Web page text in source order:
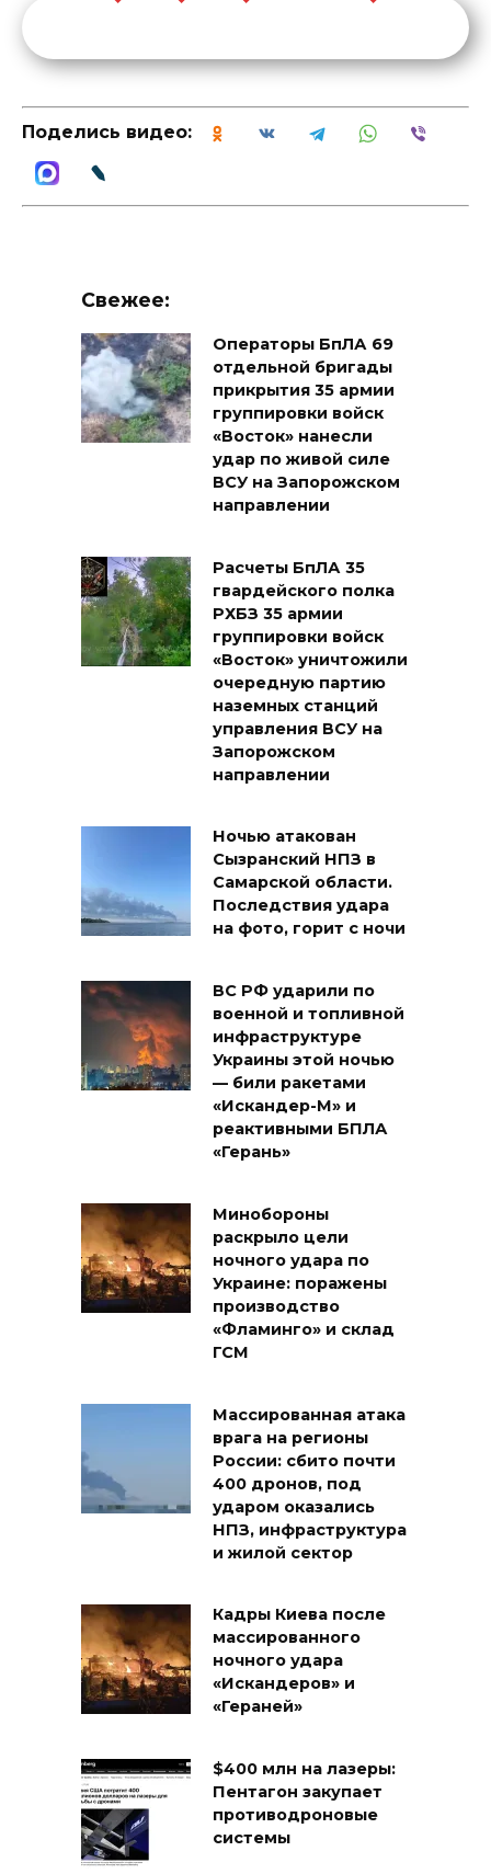
Поделись видео:
Свежее:
Операторы БпЛА 69
отдельной бригады
прикрытия 35 армии
группировки войск
«Восток» нанесли
удар по живой силе
ВСУ на Запорожском
направлении
Расчеты БпЛА 35
гвардейского полка
РХБЗ 35 армии
группировки войск
«Восток» уничтожили
очередную партию
наземных станций
управления ВСУ на
Запорожском
направлении
Ночью атакован
Сызранский НПЗ в
Самарской области.
Последствия удара
на фото, горит с ночи
ВС РФ ударили по
военной и топливной
инфраструктуре
Украины этой ночью
— били ракетами
«Искандер-М» и
реактивными БПЛА
«Герань»
Минобороны
раскрыло цели
ночного удара по
Украине: поражены
производство
«Фламинго» и склад
ГСМ
Массированная атака
врага на регионы
России: сбито почти
400 дронов, под
ударом оказались
НПЗ, инфраструктура
и жилой сектор
Кадры Киева после
массированного
ночного удара
«Искандеров» и
«Гераней»
$400 млн на лазеры:
Пентагон закупает
противодроновые
системы